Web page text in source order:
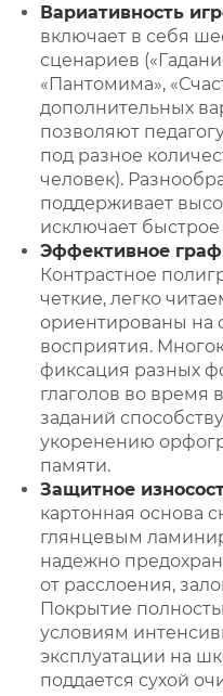
Вариативность
включает в себя
сценариев
«Пантомима»,
дополнительных
позволяют
под разное
человек).
поддерживает
исключает
Эффективное
Контрастное
четкие, легко
ориентированы на
восприятия.
фиксация разных
глаголов во время
заданий
укоренению
памяти.
Защитное
картонная основа
глянцевым
надежно
от расслоения,
Покрытие
условиям
эксплуатации на
поддается сухой